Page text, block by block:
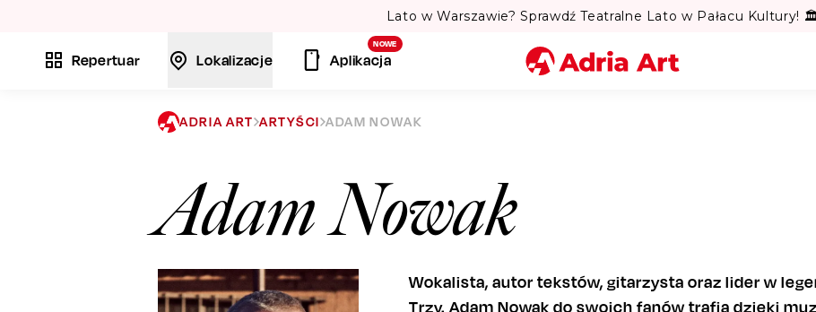
Lato w Warszawie? Sprawdź Teatralne Lato w Pałacu Kultury!
Repertuar Lokalizacje
NOWE
Aplikacja
ADRIA ART ARTYŚCI ADAM NOWAK
Adam Nowak
Wokalista, autor tekstów, gitarzysta oraz lider w
Trzy. Adam Nowak do swoich fanów trafia dzięki